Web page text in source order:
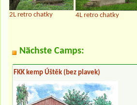
2L retro chatky 4L retro chatky
Nächste Camps:
FKK kemp Úštěk (bez plavek)